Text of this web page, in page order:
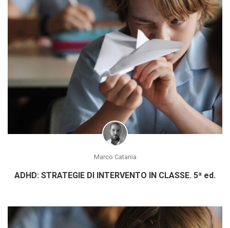
Marco Catania
ADHD: STRATEGIE DI INTERVENTO IN CLASSE. 5ª ed.